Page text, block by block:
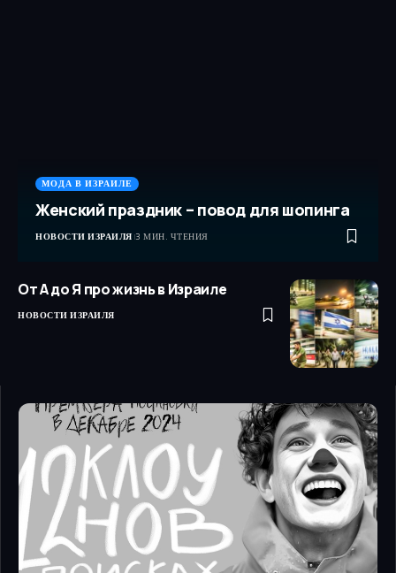
МОДА В ИЗРАИЛЕ
Женский праздник – повод для шопинга
НОВОСТИ ИЗРАИЛЯ 3 МИН. ЧТЕНИЯ
От А до Я про жизнь в Израиле
НОВОСТИ ИЗРАИЛЯ